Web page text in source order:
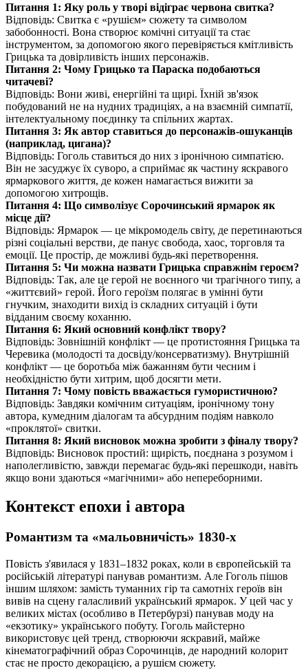
Питання 1: Яку роль у творі відіграє червона свитка?
Відповідь: Свитка є «рушієм» сюжету та символом
забобонності. Вона створює комічні ситуації та стає
інструментом, за допомогою якого перевіряється кмітливість
Грицька та довірливість інших персонажів.
Питання 2: Чому Грицько та Параска подобаються
читачеві?
Відповідь: Вони живі, енергійні та щирі. Їхній зв'язок
побудований не на нудних традиціях, а на взаємній симпатії,
інтелектуальному поєдинку та спільних жартах.
Питання 3: Як автор ставиться до персонажів-ошуканців
(наприклад, цигана)?
Відповідь: Гоголь ставиться до них з іронічною симпатією.
Він не засуджує їх суворо, а сприймає як частину яскравого
ярмаркового життя, де кожен намагається вижити за
допомогою хитрощів.
Питання 4: Що символізує Сорочинський ярмарок як
місце дії?
Відповідь: Ярмарок — це мікромодель світу, де перетинаються
різні соціальні верстви, де панує свобода, хаос, торговля та
емоції. Це простір, де можливі будь-які перетворення.
Питання 5: Чи можна назвати Грицька справжнім героєм?
Відповідь: Так, але це герой не воєнного чи трагічного типу, а
«життєвий» герой. Його героїзм полягає в умінні бути
гнучким, знаходити вихід із складних ситуацій і бути
відданим своєму коханню.
Питання 6: Який основний конфлікт твору?
Відповідь: Зовнішній конфлікт — це протистояння Грицька та
Черевика (молодості та досвіду/консерватизму). Внутрішній
конфлікт — це боротьба між бажанням бути чесним і
необхідністю бути хитрим, щоб досягти мети.
Питання 7: Чому повість вважається гумористичною?
Відповідь: Завдяки комічним ситуаціям, іронічному тону
автора, кумедним діалогам та абсурдним подіям навколо
«проклятої» свитки.
Питання 8: Який висновок можна зробити з фіналу твору?
Відповідь: Висновок простий: щирість, поєднана з розумом і
наполегливістю, завжди перемагає будь-які перешкоди, навіть
якщо вони здаються «магічними» або непереборними.
Контекст епохи і автора
Романтизм та «мальовничість» 1830-х
Повість з'явилася у 1831–1832 роках, коли в європейській та
російській літературі панував романтизм. Але Гоголь пішов
іншим шляхом: замість туманних гір та самотніх героїв він
вивів на сцену галасливий український ярмарок. У цей час у
великих містах (особливо в Петербурзі) панував моду на
«екзотику» українського побуту. Гоголь майстерно
використовує цей тренд, створюючи яскравий, майже
кінематографічний образ Сорочинців, де народний колорит
стає не просто декорацією, а рушієм сюжету.